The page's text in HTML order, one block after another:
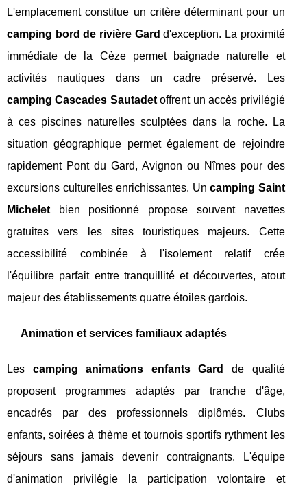
L'emplacement constitue un critère déterminant pour un
camping bord de rivière Gard d'exception. La proximité
immédiate de la Cèze permet baignade naturelle et
activités nautiques dans un cadre préservé. Les
camping Cascades Sautadetoffrent un accès privilégié
à ces piscines naturelles sculptées dans la roche. La
situation géographique permet également de rejoindre
rapidement Pont du Gard, Avignon ou Nîmes pour des
excursions culturelles enrichissantes. Uncamping Saint
Michelet bien positionné propose souvent navettes
gratuites vers les sites touristiques majeurs. Cette
accessibilité combinée à l'isolement relatif crée
l'équilibre parfait entre tranquillité et découvertes, atout
majeur des établissements quatre étoiles gardois.
Animation et services familiaux adaptés
Les camping animations enfants Gard
de qualité
proposent programmes adaptés par tranche d'âge,
encadrés par des professionnels diplômés. Clubs
enfants, soirées à thème et tournois sportifs rythment les
séjours sans jamais devenir contraignants. L'équipe
d'animation privilégie la participation volontaire et